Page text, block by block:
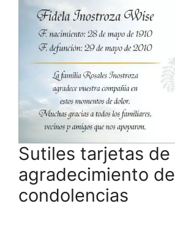
Sutiles tarjetas de
agradecimiento de
condolencias